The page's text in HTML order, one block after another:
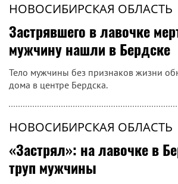
НОВОСИБИРСКАЯ ОБЛАСТЬ
Застрявшего в лавочке
мужчину нашли в Бердске
Тело мужчины без признаков жизни
дома в центре Бердска.
НОВОСИБИРСКАЯ ОБЛАСТЬ
«Застрял»: на лавочке в
труп мужчины